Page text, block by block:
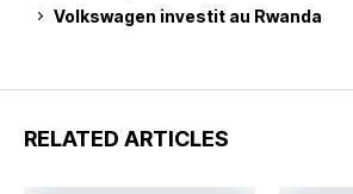
Volkswagen investit au Rwanda
RELATED ARTICLES